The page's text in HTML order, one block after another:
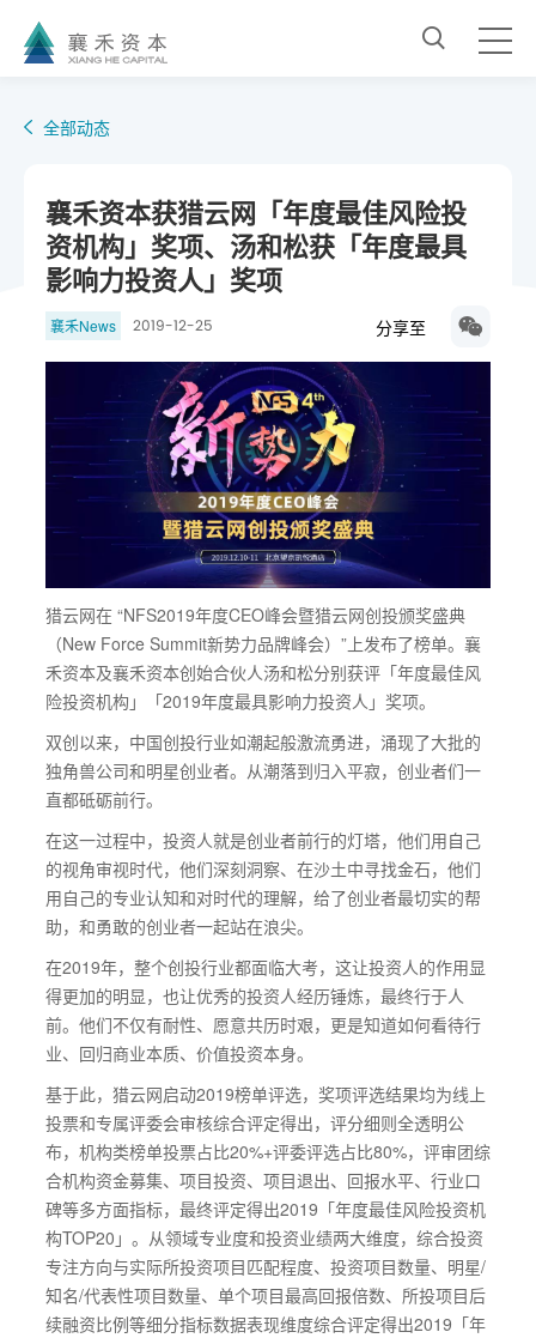
全部动态
襄禾资本获猎云网「年度最佳风险投
资机构」奖项、汤和松获「年度最具
影响力投资人」奖项
襄禾News 2019-12-25 分享至
猎云网在 “NFS2019年度CEO峰会暨猎云网创投颁奖盛典
（New Force Summit新势力品牌峰会）”上发布了榜单。襄
禾资本及襄禾资本创始合伙人汤和松分别获评「年度最佳风
险投资机构」「2019年度最具影响力投资人」奖项。
双创以来，中国创投行业如潮起般激流勇进，涌现了大批的
独角兽公司和明星创业者。从潮落到归入平寂，创业者们一
直都砥砺前行。
在这一过程中，投资人就是创业者前行的灯塔，他们用自己
的视角审视时代，他们深刻洞察、在沙土中寻找金石，他们
用自己的专业认知和对时代的理解，给了创业者最切实的帮
助，和勇敢的创业者一起站在浪尖。
在2019年，整个创投行业都面临大考，这让投资人的作用显
得更加的明显，也让优秀的投资人经历锤炼，最终行于人
前。他们不仅有耐性、愿意共历时艰，更是知道如何看待行
业、回归商业本质、价值投资本身。
基于此，猎云网启动2019榜单评选，奖项评选结果均为线上
投票和专属评委会审核综合评定得出，评分细则全透明公
布，机构类榜单投票占比20%+评委评选占比80%，评审团综
合机构资金募集、项目投资、项目退出、回报水平、行业口
碑等多方面指标，最终评定得出2019「年度最佳风险投资机
构TOP20」。从领域专业度和投资业绩两大维度，综合投资
专注方向与实际所投资项目匹配程度、投资项目数量、明星/
知名/代表性项目数量、单个项目最高回报倍数、所投项目后
续融资比例等细分指标数据表现维度综合评定得出2019「年